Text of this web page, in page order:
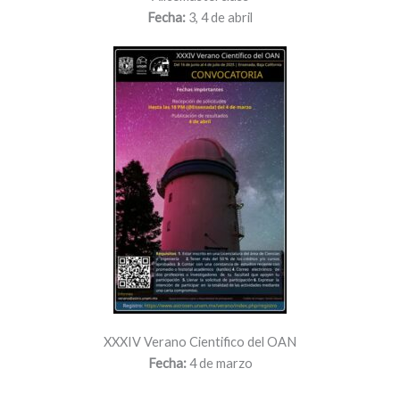
Fecha: 3, 4 de abril
XXXIV Verano Cientifico del OAN
Fecha:4 de marzo